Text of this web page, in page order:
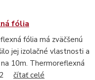
fólia
fólia má zväčšenú
jej izolačné vlastnosti a
10m. Thermoreflexná
čítať celé